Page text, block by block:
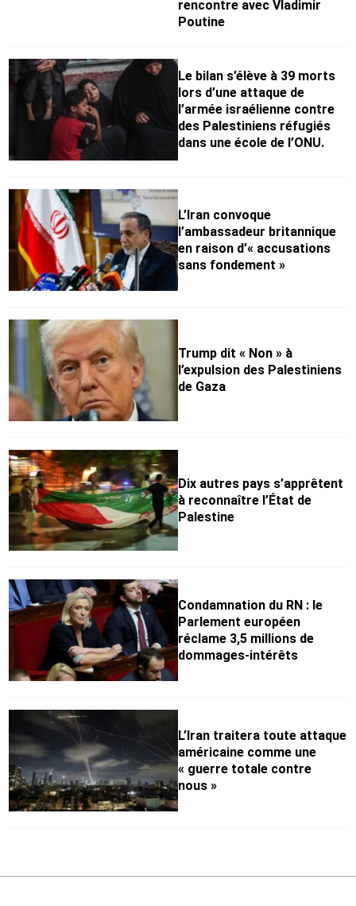
rencontre avec Vladimir
Poutine
Le bilan s’élève à 39 morts
lors d’une attaque de
l’armée israélienne contre
des Palestiniens réfugiés
dans une école de l’ONU.
L’Iran convoque
l’ambassadeur britannique
en raison d’« accusations
sans fondement »
Trump dit « Non » à
l’expulsion des Palestiniens
de Gaza
Dix autres pays s’apprêtent
à reconnaître l’État de
Palestine
Condamnation du RN : le
Parlement européen
réclame 3,5 millions de
dommages-intérêts
L’Iran traitera toute attaque
américaine comme une
« guerre totale contre
nous »